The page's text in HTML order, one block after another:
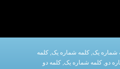
یک, کلمه شماره یک,کلمه
دو,کلمه شماره یک,کلمه دو